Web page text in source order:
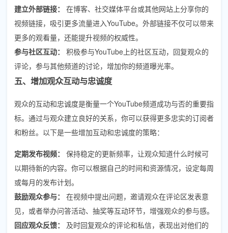
建立外部链接：
在博客、社交媒体平台或其他网站上分享你的
视频链接，吸引更多流量进入YouTube。外部链接不仅可以带来
更多的观看量，还能提升视频的权威性。
参与社区互动：
积极参与YouTube上的社区互动，回复观众的
评论，参与其他频道的讨论，增加你的频道曝光率。
五、增加观众互动与忠诚度
观众的互动和忠诚度是衡量一个YouTube频道成功与否的重要指
标。通过与观众建立良好的关系，你可以获得更多忠实的订阅者
和粉丝。以下是一些增加互动和忠诚度的策略：
定期发布视频：
保持稳定的更新频率，让观众知道什么时候可
以期待新的内容。你可以根据自己的时间和资源情况，设定每周
或每月的发布计划。
鼓励观众参与：
在视频中提出问题，邀请观众在评论区发表意
见，或者举办问答活动、抽奖等互动环节，增强观众的参与感。
回应观众反馈：
及时回复观众的评论和私信，表现出对他们的